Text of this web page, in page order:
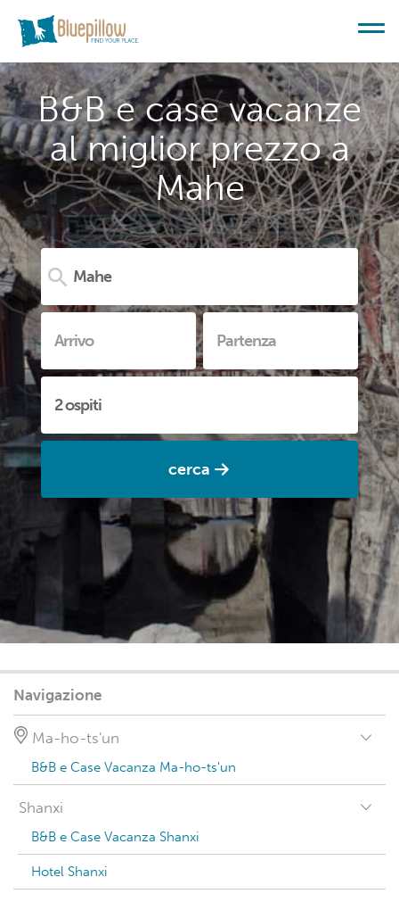
B&B e case vacanze
al miglior prezzo a
Mahe
cerca
Navigazione
Ma-ho-ts'un
B&B e Case Vacanza Ma-ho-ts'un
Shanxi
B&B e Case Vacanza Shanxi
Hotel Shanxi